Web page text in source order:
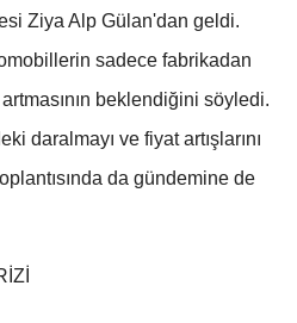
Ziya Alp Gülan'dan geldi.
sadece fabrikadan
beklendiğini söyledi.
daralmayı ve fiyat artışlarını
da gündemine de